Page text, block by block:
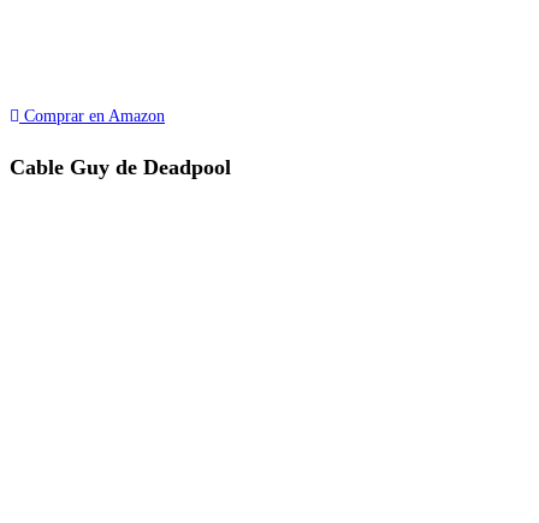
Comprar en Amazon
Cable Guy de Deadpool